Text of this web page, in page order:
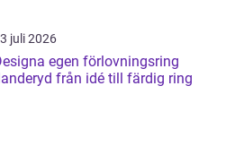
juli 2026
egen förlovningsring
danderyd från idé till färdig ring